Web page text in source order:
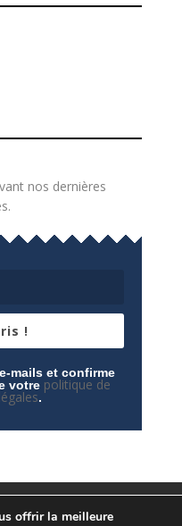
nos dernières
!
mails et confirme
votre politique de
.
offrir la meilleure